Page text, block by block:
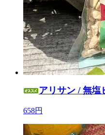
アリサン / 無塩
658円